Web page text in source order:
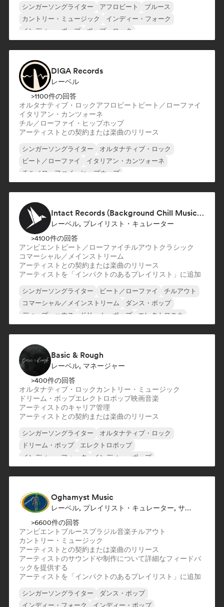
シンガーソングライター アフロビート
ブルース
カントリー・ミュージック
インディー・フォーク
インディー・ポップ
ポップ・ロック
DIGA Records
レーベル
>1100件の回答
オルタナティブ・ロックアフロビート ビート／ローファイ
イタリアン・カンツォーネ
チル／ローファイ・ヒップホップ
アーティストとの契約または楽曲のリリース
シンガーソングライター
オルタナティブ・ロック
ビート／ローファイ
イタリアン・カンツォーネ
チル／ローファイ・ヒップホップ
Intact Records (Background Chill Music & Good Vibes On The Road)
レーベル, プレイリスト・キュレーター
>4100件の回答
アンビエント ビート／ローファイチルアウト クラシック
コマーシャル／メインストリーム
アーティストとの契約または楽曲のリリース
アーティストを「インパクトのあるプレイリスト」に追加
シンガーソングライター ビート／ローファイ
チルアウト
コマーシャル／メインストリーム
ダンス・ポップ
ディープ・ハウス
ドリーム・ポップ エレクトロニカ
Basic & Rough
レーベル, マネージャー
>400件の回答
オルタナティブ・ロック カントリー・ミュージック
ドリーム・ポップエレクトロポップ映画音楽
アーティストのキャリア管理
アーティストとの契約または楽曲のリリース
シンガーソングライター
オルタナティブ・ロック
ドリーム・ポップ
エレクトロポップ
インディー・フォーク
インディー・ポップ
Oghamyst Music
レーベル, プレイリスト・キュレーター, サウンドエキスパート
>6600件の回答
アンビエント ブルースブラジル音楽チルアウト
カントリー・ミュージック
アーティストとの契約または楽曲のリリース
アーティストのサウンドや制作について詳細なフィードバ
ックを提供する
アーティストを「インパクトのあるプレイリスト」に追加
シンガーソングライター
ダンス・ポップ
インディー・フォーク
インディー・ポップ